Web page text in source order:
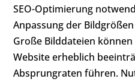
SEO-Optimierung
Anpassung der
Große Bilddateien
Website erheblich
Absprungraten führen.